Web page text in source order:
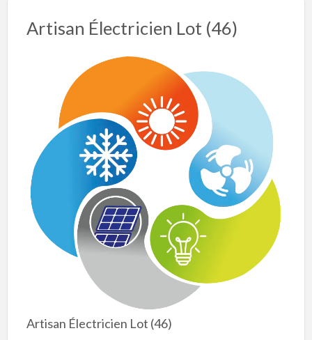
Artisan Électricien Lot (46)
Artisan Électricien Lot (46)